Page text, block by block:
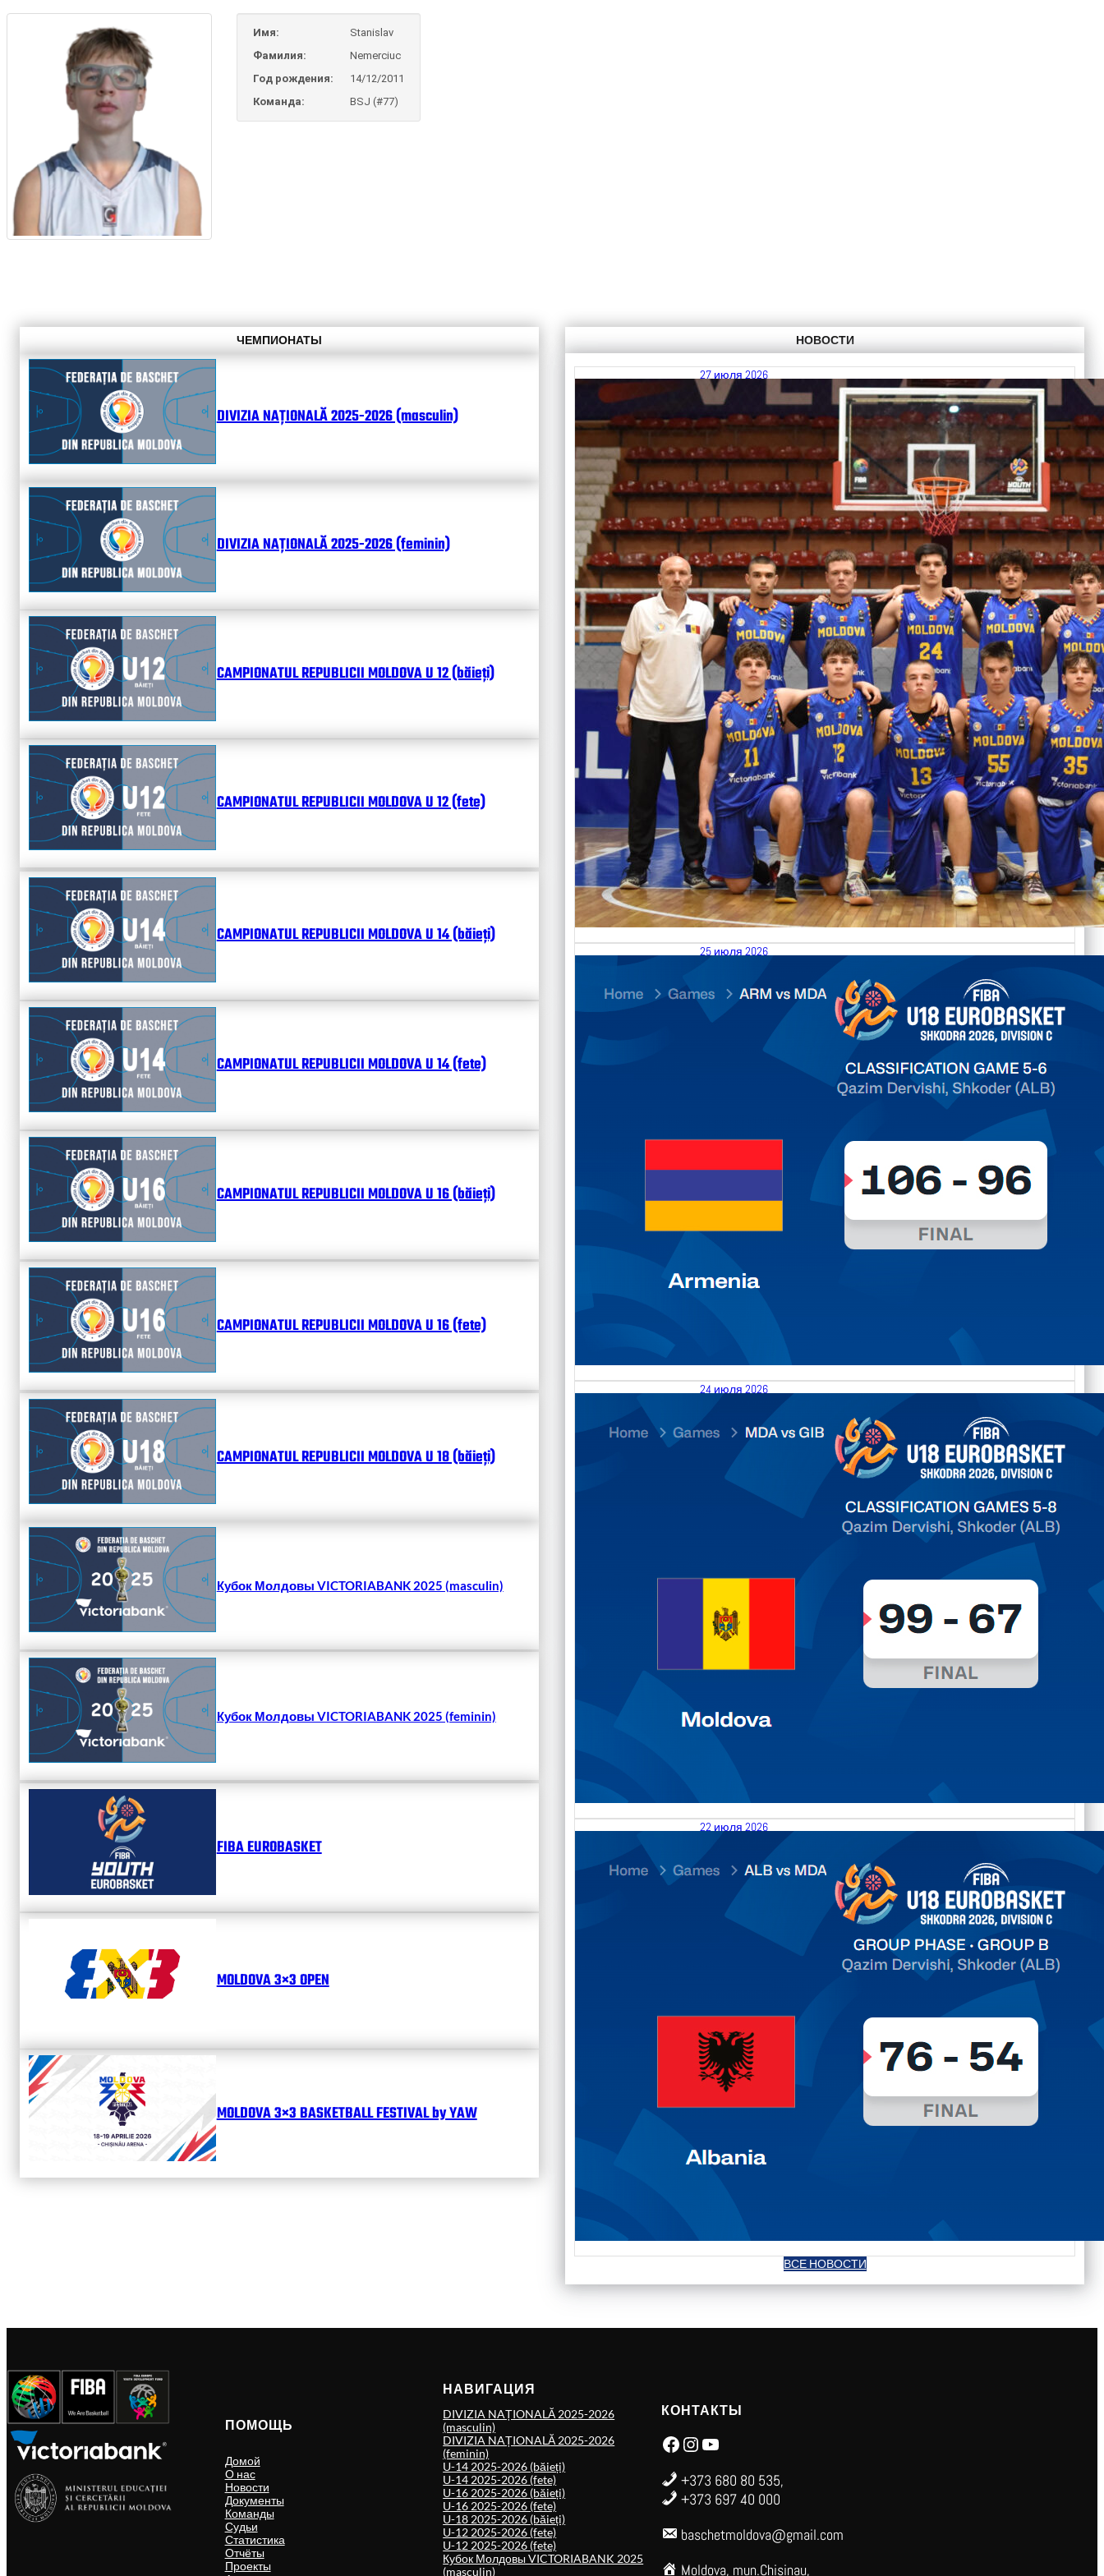
Имя:
Stanislav
Фамилия:
Nemerciuc
Год рождения:
14/12/2011
Команда:
BSJ (#77)
ЧЕМПИОНАТЫ
DIVIZIA NAȚIONALĂ 2025-2026 (masculin)
DIVIZIA NAȚIONALĂ 2025-2026 (feminin)
CAMPIONATUL REPUBLICII MOLDOVA U 12 (băieți)
CAMPIONATUL REPUBLICII MOLDOVA U 12 (fete)
CAMPIONATUL REPUBLICII MOLDOVA U 14 (băieți)
CAMPIONATUL REPUBLICII MOLDOVA U 14 (fete)
CAMPIONATUL REPUBLICII MOLDOVA U 16 (băieți)
CAMPIONATUL REPUBLICII MOLDOVA U 16 (fete)
CAMPIONATUL REPUBLICII MOLDOVA U 18 (băieți)
Кубок Молдовы VICTORIABANK 2025 (masculin)
Кубок Молдовы VICTORIABANK 2025 (feminin)
FIBA EUROBASKET
MOLDOVA 3×3 OPEN
MOLDOVA 3×3 BASKETBALL FESTIVAL by YAW
НОВОСТИ
27 июля 2026
Итоги FIBA U18 EuroBasket 2026, Division C
КалендарьТаблица Выберите Обзор Статистика Матч сыгран 0
Читать далее
25 июля 2026
26.07.2026 Armenia vs Moldova FIBA U18 EuroBasket 2026,
Division C
КалендарьТаблица Выберите Обзор Статистика Матч сыгран 0
Читать далее
24 июля 2026
25.07.2026 Moldova vs Gibraltar FIBA U18 EuroBasket 2026,
Division C
КалендарьТаблица Выберите Обзор Статистика Матч сыгран 0
Читать далее
22 июля 2026
23.07.2026 Albania vs Moldova FIBA U18 EuroBasket 2026,
Division C
КалендарьТаблица Выберите Обзор Статистика Матч сыгран 0
Читать далее
ВСЕ НОВОСТИ
ПОМОЩЬ
Домой
О нас
Новости
Документы
Команды
Судьи
Статистика
Отчёты
Проекты
НАВИГАЦИЯ
DIVIZIA NAȚIONALĂ 2025-2026
(masculin)
DIVIZIA NAȚIONALĂ 2025-2026
(feminin)
U-14 2025-2026 (băieți)
U-14 2025-2026 (fete)
U-16 2025-2026 (băieți)
U-16 2025-2026 (fete)
U-18 2025-2026 (băieți)
U-12 2025-2026 (fete)
U-12 2025-2026 (fete)
Кубок Молдовы VICTORIABANK 2025
(masculin)
КОНТАКТЫ
Facebook Instagram YouTube
+373 680 80 535,
+373 697 40 000
baschetmoldova@gmail.com
Moldova, mun.Chisinau,